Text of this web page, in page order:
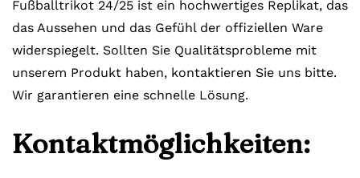
Fußballtrikot 24/25 ist ein hochwertiges Replikat, das
das Aussehen und das Gefühl der offiziellen Ware
widerspiegelt. Sollten Sie Qualitätsprobleme mit
unserem Produkt haben, kontaktieren Sie uns bitte.
Wir garantieren eine schnelle Lösung.
Kontaktmöglichkeiten: